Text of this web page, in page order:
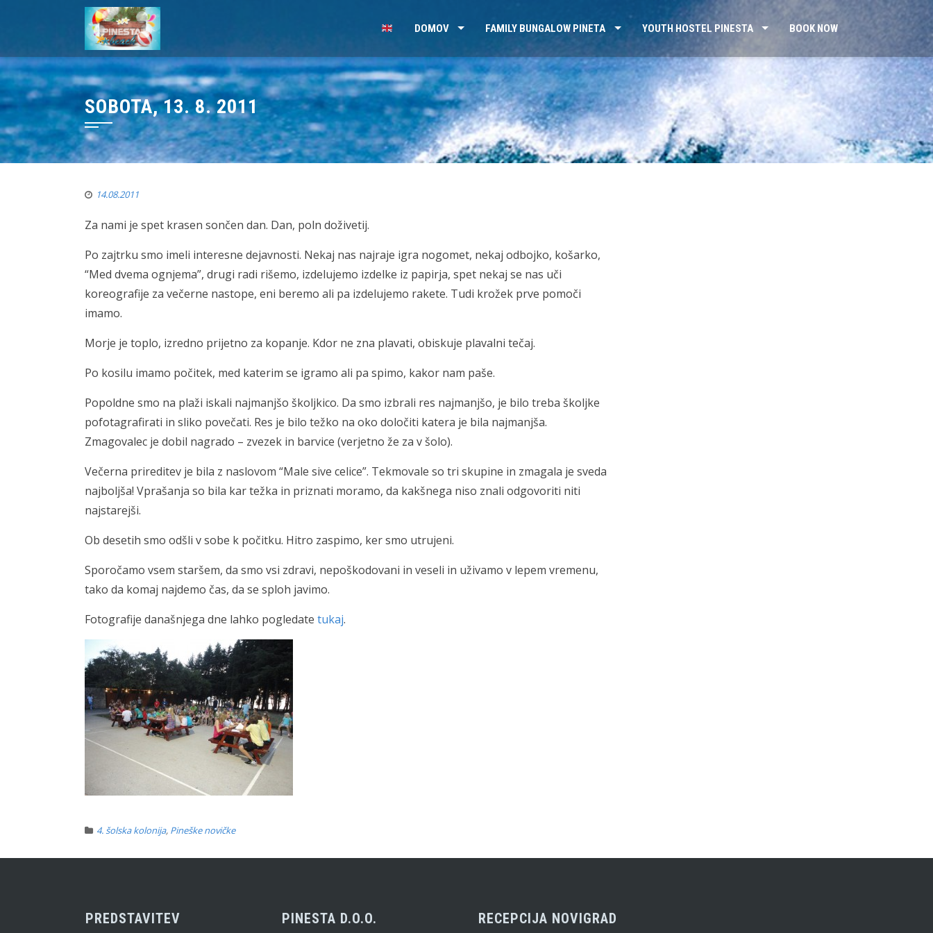
DOMOV FAMILY BUNGALOW PINETA YOUTH HOSTEL PINESTA BOOK NOW
SOBOTA, 13. 8. 2011
14.08.2011
Za nami je spet krasen sončen dan. Dan, poln doživetij.
Po zajtrku smo imeli interesne dejavnosti. Nekaj nas najraje igra nogomet, nekaj odbojko, košarko,
“Med dvema ognjema”, drugi radi rišemo, izdelujemo izdelke iz papirja, spet nekaj se nas uči
koreografije za večerne nastope, eni beremo ali pa izdelujemo rakete. Tudi krožek prve pomoči
imamo.
Morje je toplo, izredno prijetno za kopanje. Kdor ne zna plavati, obiskuje plavalni tečaj.
Po kosilu imamo počitek, med katerim se igramo ali pa spimo, kakor nam paše.
Popoldne smo na plaži iskali najmanjšo školjkico. Da smo izbrali res najmanjšo, je bilo treba školjke
pofotagrafirati in sliko povečati. Res je bilo težko na oko določiti katera je bila najmanjša.
Zmagovalec je dobil nagrado – zvezek in barvice (verjetno že za v šolo).
Večerna prireditev je bila z naslovom “Male sive celice”. Tekmovale so tri skupine in zmagala je sveda
najboljša! Vprašanja so bila kar težka in priznati moramo, da kakšnega niso znali odgovoriti niti
najstarejši.
Ob desetih smo odšli v sobe k počitku. Hitro zaspimo, ker smo utrujeni.
Sporočamo vsem staršem, da smo vsi zdravi, nepoškodovani in veseli in uživamo v lepem vremenu,
tako da komaj najdemo čas, da se sploh javimo.
Fotografije današnjega dne lahko pogledate tukaj.
4. šolska kolonija, Pineške novičke
PREDSTAVITEV PINESTA D.O.O. RECEPCIJA NOVIGRAD